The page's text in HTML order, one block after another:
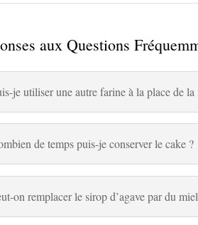
aux Questions
je utiliser une autre farine à la place de
de temps puis-je conserver le cake ?
on remplacer le sirop d’agave par du